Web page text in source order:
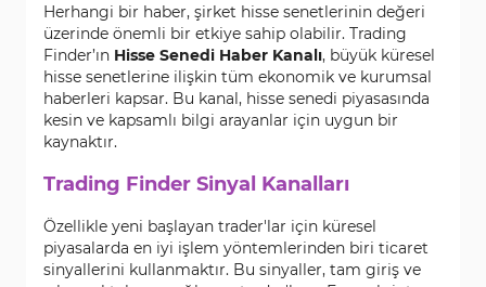
Herhangi bir haber, şirket hisse senetlerinin değeri
üzerinde önemli bir etkiye sahip olabilir. Trading
Finder’ın Hisse Senedi Haber Kanalı, büyük küresel
hisse senetlerine ilişkin tüm ekonomik ve kurumsal
haberleri kapsar. Bu kanal, hisse senedi piyasasında
kesin ve kapsamlı bilgi arayanlar için uygun bir
kaynaktır.
Trading Finder Sinyal Kanalları
Özellikle yeni başlayan trader'lar için küresel
piyasalarda en iyi işlem yöntemlerinden biri ticaret
sinyallerini kullanmaktır. Bu sinyaller, tam giriş ve